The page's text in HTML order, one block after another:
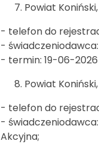
Powiat
- telefon do
-
- termin: 19-06-2026
Powiat
- telefon do
-
Akcyjna;